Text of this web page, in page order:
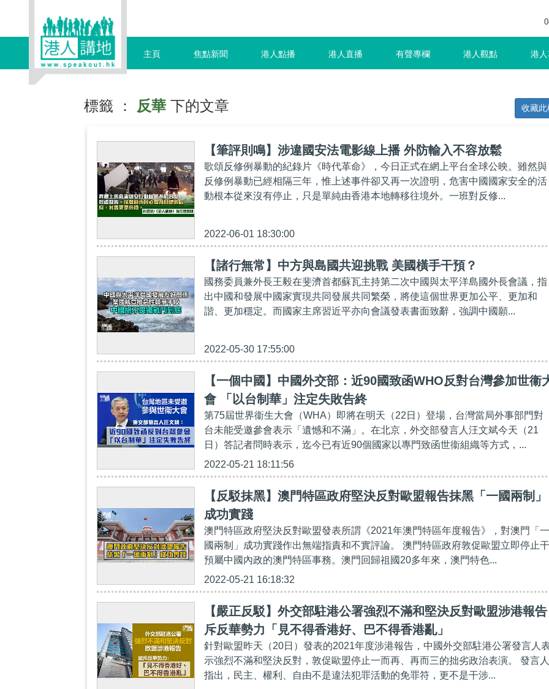
主頁 焦點新聞 港人點播 港人直播 有聲專欄 港人觀點 港
標籤 ： 反華 下的文章 收藏此
【筆評則鳴】涉違國安法電影線上播 外防輸入不容放鬆
歌頌反修例暴動的紀錄片《時代革命》，今日正式在網上平台全球公映。雖然與
反修例暴動已經相隔三年，惟上述事件卻又再一次證明，危害中國國家安全的活
動根本從來沒有停止，只是單純由香港本地轉移往境外。一班對反修...
2022-06-01 18:30:00
【諸行無常】中方與島國共迎挑戰 美國橫手干預？
國務委員兼外長王毅在斐濟首都蘇瓦主持第二次中國與太平洋島國外長會議，指
出中國和發展中國家實現共同發展共同繁榮，將使這個世界更加公平、更加和
諧、更加穩定。而國家主席習近平亦向會議發表書面致辭，強調中國願...
2022-05-30 17:55:00
【一個中國】中國外交部：近90國致函WHO反對台灣參加世衞
會 「以台制華」注定失敗告終
第75屆世界衞生大會（WHA）即將在明天（22日）登場，台灣當局外事部門對
台未能受邀參會表示「遺憾和不滿」。在北京，外交部發言人汪文斌今天（21
日）答記者問時表示，迄今已有近90個國家以專門致函世衞組織等方式，...
2022-05-21 18:11:56
【反駁抹黑】澳門特區政府堅決反對歐盟報告抹黑「一國兩制」
成功實踐
澳門特區政府堅決反對歐盟發表所謂《2021年澳門特區年度報告》，對澳門「一
國兩制」成功實踐作出無端指責和不實評論。 澳門特區政府敦促歐盟立即停止干
預屬中國內政的澳門特區事務。澳門回歸祖國20多年來，澳門特色...
2022-05-21 16:18:32
【嚴正反駁】外交部駐港公署強烈不滿和堅決反對歐盟涉港報告
斥反華勢力「見不得香港好、巴不得香港亂」
針對歐盟昨天（20日）發表的2021年度涉港報告，中國外交部駐港公署發言人
示強烈不滿和堅決反對，敦促歐盟停止一而再、再而三的拙劣政治表演。 發言人
指出，民主、權利、自由不是違法犯罪活動的免罪符，更不是干涉...